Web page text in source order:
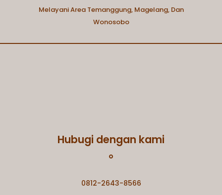
Melayani Area Temanggung, Magelang, Dan
Wonosobo
Hubugi dengan kami
0812-2643-8566